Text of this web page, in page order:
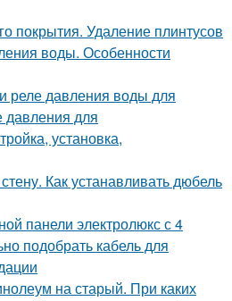
покрытия. Удаление плинтусов
воды. Особенности
реле давления воды для
давления для
установка,
Как устанавливать дюбель
панели электролюкс с 4
подобрать кабель для
на старый. При каких